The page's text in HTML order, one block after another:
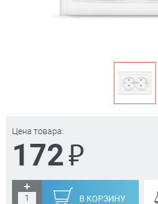
Цена товара:
172₽
В КОРЗИНУ